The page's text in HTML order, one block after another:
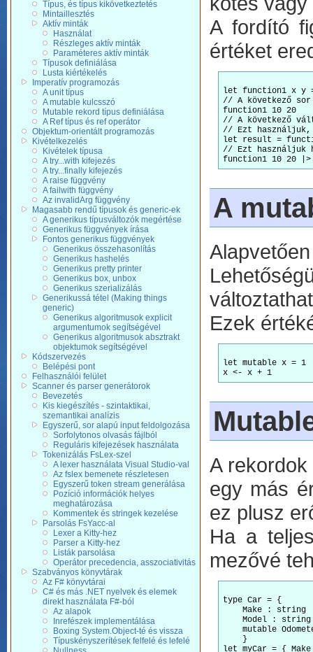
Típus, és típus kikövetkeztetés
Mintaillesztés
Aktív minták
Használat
Részleges aktív minták
Paraméteres aktív minták
Típusok definiálása
Lusta kiértékelés
Imperatív programozás
A unit típus
A mutable kulcsszó
Mutable rekord típus definiálása
A Ref típus és ref operátor
Objektum-orientált programozás
Kivételkezelés
Kivételek típusa
A try...with kifejezés
A try...finally kifejezés
A raise függvény
A failwith függvény
Az invalidArg függvény
Magasabb rendű típusok és generic-ek
A generikus típusváltozók megértése
Generikus függvények írása
Fontos generikus függvények
Generikus összehasonlítás
Generikus hashelés
Generikus pretty printer
Generikus box, unbox
Generikus szerializálás
Generikussá tétel (Making things
generic)
Generikus algoritmusok explicit
argumentumok segítségével
Generikus algoritmusok absztrakt
objektumok segítségével
Kódszervezés
Belépési pont
Felhasználói felület
Scanner és parser generátorok
Bevezetés
Kis kiegészítés - szintaktikai,
szemantikai analízis
Egyszerű, sor alapú input feldolgozása
Sorfolytonos olvasás fájlból
Reguláris kifejezések használata
Tokenizálás FsLex-szel
A lexer használata Visual Studio-val
Az fslex bemenete részletesen
Egyszerű token stream generálása
Pozíció információk helyes
meghatározása
Kommentek és stringek kezelése
Parsolás FsYacc-al
Lexer a Kitty-hez
Parser a Kitty-hez
Listák parsolása
Operátor precedencia, asszociativitás
Szabványos könyvtárak
Az F# könyvtárai
C# és más .NET nyelvek és elemek
direkt használata F#-ból
Az alapok
Inrefészek implementálása
Boxing System.Object-té és vissza
Típuskényszerítések felfelé és lefelé
A fordító
értéket
let function1 x y
// A következő
function1 10 20
// A következő
// Ezt
let result =
// Ezt használjuk
A
Ezek
let mutable x = 1
A
egy más
ez plusz
Ha a
mezővé
type Car = {
    Make : string
    Model : string
mutable
    }
let myCar = {